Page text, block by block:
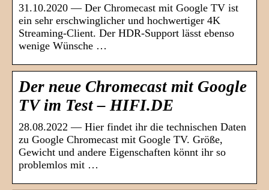
31.10.2020 — Der Chromecast mit Google TV ist
ein sehr erschwinglicher und hochwertiger 4K
Streaming-Client. Der HDR-Support lässt ebenso
wenige Wünsche …
Der neue Chromecast mit Google
TV im Test – HIFI.DE
28.08.2022 — Hier findet ihr die technischen Daten
zu Google Chromecast mit Google TV. Größe,
Gewicht und andere Eigenschaften könnt ihr so
problemlos mit …